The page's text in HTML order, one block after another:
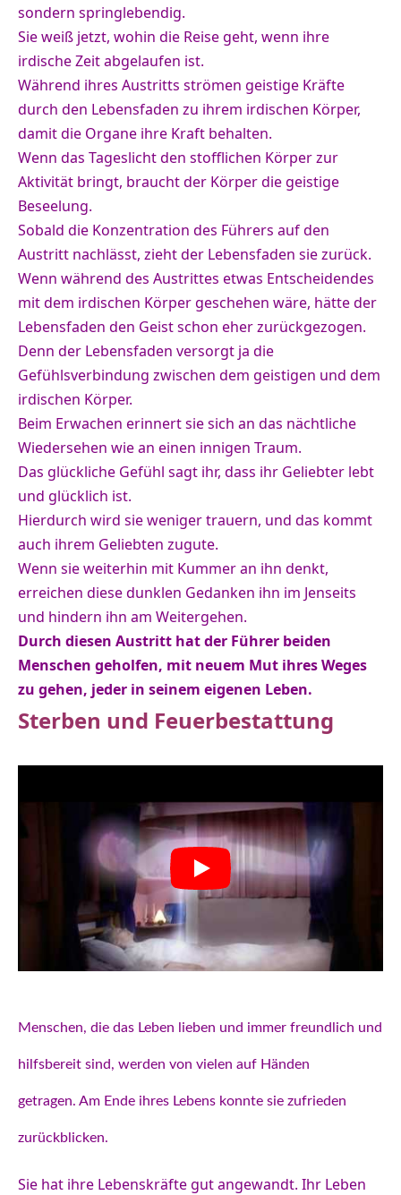
sondern springlebendig.
Sie weiß jetzt, wohin die Reise geht, wenn ihre
irdische Zeit abgelaufen ist.
Während ihres Austritts strömen geistige Kräfte
durch den Lebensfaden zu ihrem irdischen Körper,
damit die Organe ihre Kraft behalten.
Wenn das Tageslicht den stofflichen Körper zur
Aktivität bringt, braucht der Körper die geistige
Beseelung.
Sobald die Konzentration des Führers auf den
Austritt nachlässt, zieht der Lebensfaden sie zurück.
Wenn während des Austrittes etwas Entscheidendes
mit dem irdischen Körper geschehen wäre, hätte der
Lebensfaden den Geist schon eher zurückgezogen.
Denn der Lebensfaden versorgt ja die
Gefühlsverbindung zwischen dem geistigen und dem
irdischen Körper.
Beim Erwachen erinnert sie sich an das nächtliche
Wiedersehen wie an einen innigen Traum.
Das glückliche Gefühl sagt ihr, dass ihr Geliebter lebt
und glücklich ist.
Hierdurch wird sie weniger trauern, und das kommt
auch ihrem Geliebten zugute.
Wenn sie weiterhin mit Kummer an ihn denkt,
erreichen diese dunklen Gedanken ihn im Jenseits
und hindern ihn am Weitergehen.
Durch diesen Austritt hat der Führer beiden
Menschen geholfen, mit neuem Mut ihres Weges
zu gehen, jeder in seinem eigenen Leben.
Sterben und Feuerbestattung
Menschen, die das Leben lieben und immer freundlich und
hilfsbereit sind, werden von vielen auf Händen
getragen. Am Ende ihres Lebens konnte sie zufrieden
zurückblicken.
Sie hat ihre Lebenskräfte gut angewandt. Ihr Leben